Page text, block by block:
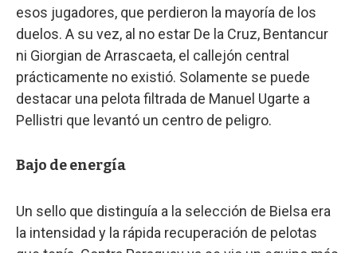
esos jugadores, que perdieron la mayoría de los
duelos. A su vez, al no estar De la Cruz, Bentancur
ni Giorgian de Arrascaeta, el callejón central
prácticamente no existió. Solamente se puede
destacar una pelota filtrada de Manuel Ugarte a
Pellistri que levantó un centro de peligro.
Bajo de energía
Un sello que distinguía a la selección de Bielsa era
la intensidad y la rápida recuperación de pelotas